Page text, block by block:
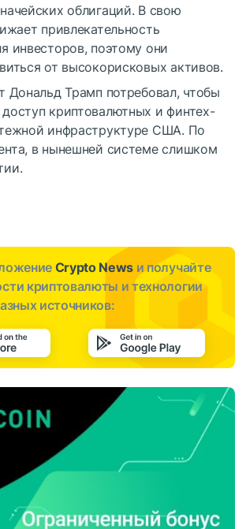
облигаций. В свою
привлекательность
инвесторов, поэтому они
от высокорисковых активов.
Дональд Трамп потребовал, чтобы
криптовалютных и финтех-
инфраструктуре США. По
в нынешней системе слишком
Crypto News и получайте
криптовалюты и технологии
источников: